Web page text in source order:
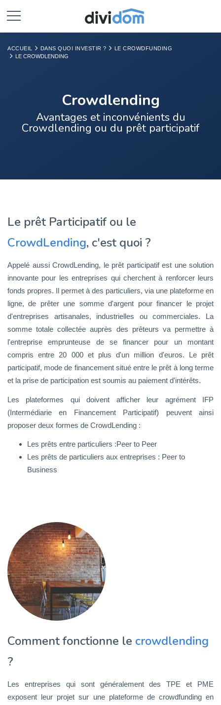
ACCUEIL DANS QUOI INVESTIR ?
LE CROWDFUNDING
LE CROWDLENDING
Crowdlending
Avantages et inconvénients du
Crowdlending ou du prêt participatif
Le prêt Participatif ou le
CrowdLending, c'est quoi ?
Appelé aussi CrowdLending, le prêt participatif est une solution
innovante pour les entreprises qui cherchent à renforcer leurs
fonds propres. Il permet à des particuliers, via une plateforme en
ligne, de prêter une somme d'argent pour financer le projet
d'entreprises artisanales, industrielles ou commerciales. La
somme totale collectée auprès des prêteurs va permettre à
l'entreprise emprunteuse de se financer pour un montant
compris entre 20 000 et plus d'un million d'euros. Le prêt
participatif, mode de financement situé entre le prêt à long terme
et la prise de participation est soumis au paiement d'intérêts.
Les plateformes qui doivent afficher leur agrément IFP
(Intermédiarie en Financement Participatif) peuvent ainsi
proposer deux formes de CrowdLending :
Les prêts entre particuliers :Peer to Peer
Les prêts de particuliers aux entreprises : Peer to
Business
Comment fonctionne le crowdlending
?
Les entreprises qui sont généralement des TPE et PME
exposent leur projet sur une plateforme de crowdfunding en